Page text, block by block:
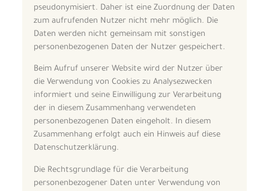
pseudonymisiert. Daher ist eine Zuordnung der Daten
zum aufrufenden Nutzer nicht mehr möglich. Die
Daten werden nicht gemeinsam mit sonstigen
personenbezogenen Daten der Nutzer gespeichert.
Beim Aufruf unserer Website wird der Nutzer über
die Verwendung von Cookies zu Analysezwecken
informiert und seine Einwilligung zur Verarbeitung
der in diesem Zusammenhang verwendeten
personenbezogenen Daten eingeholt. In diesem
Zusammenhang erfolgt auch ein Hinweis auf diese
Datenschutzerklärung.
Die Rechtsgrundlage für die Verarbeitung
personenbezogener Daten unter Verwendung von